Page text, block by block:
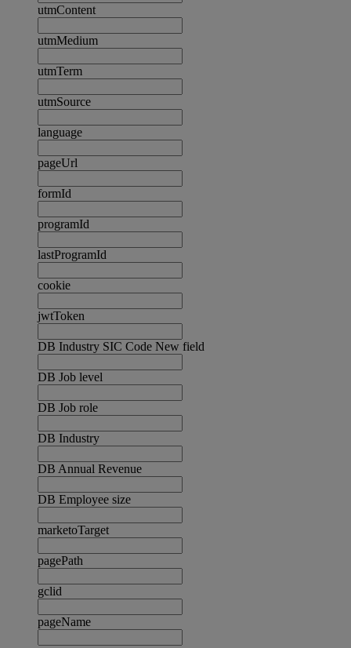
utmContent
utmMedium
utmTerm
utmSource
language
pageUrl
formId
programId
lastProgramId
cookie
jwtToken
DB Industry SIC Code New field
DB Job level
DB Job role
DB Industry
DB Annual Revenue
DB Employee size
marketoTarget
pagePath
gclid
pageName